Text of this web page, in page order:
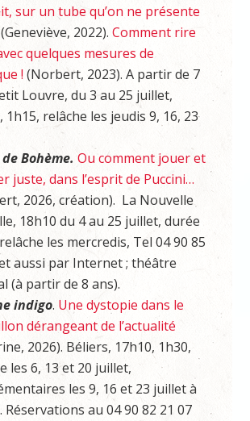
sur un tube qu’on ne présente
(Geneviève, 2022).Comment rire
quelques mesures de
!(Norbert, 2023). A partir de 7
Louvre, du 3 au 25 juillet,
1h15, relâche les jeudis 9, 16, 23
de Bohème.Ou comment jouer et
juste, dans l’esprit de Puccini…
2026, création). La Nouvelle
18h10 du 4 au 25 juillet, durée
les mercredis, Tel 04 90 85
aussi par Internet ; théâtre
(à partir de 8 ans).
indigo. Une dystopie dans le
dérangeant de l’actualité
2026). Béliers, 17h10, 1h30,
les 6, 13 et 20 juillet,
les 9, 16 et 23 juillet à
Réservations au 04 90 82 21 07